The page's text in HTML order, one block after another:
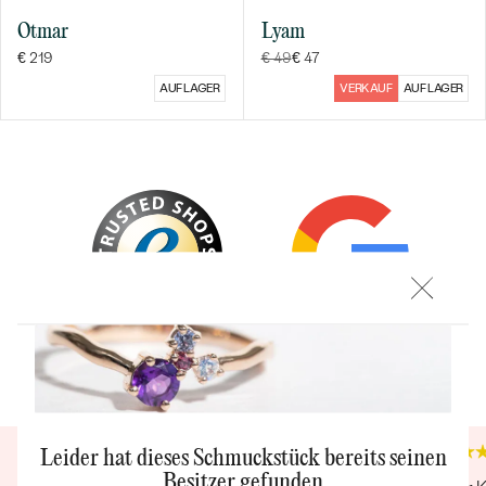
Bestseller
Otmar
€ 219
AUF LAGER
Lyam
€ 49€ 47
VERKAUF AUF LAGER
Trusted shop Bewertungen
4.9
Google Bewertungen
4.9
Leider hat dieses Schmuckstück bereits seinen